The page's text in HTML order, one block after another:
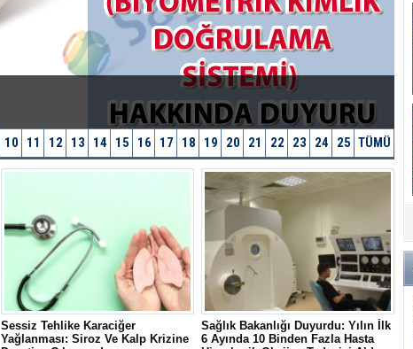
10 11 12 13 14 15 16 17 18 19 20 21 22 23 24 25 TÜMÜ
Sessiz Tehlike Karaciğer
Yağlanması: Siroz Ve Kalp Krizine
Sağlık Bakanlığı Duyurdu: Yılın İlk
6 Ayında 10 Binden Fazla Hasta